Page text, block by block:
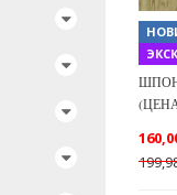
ШПОН